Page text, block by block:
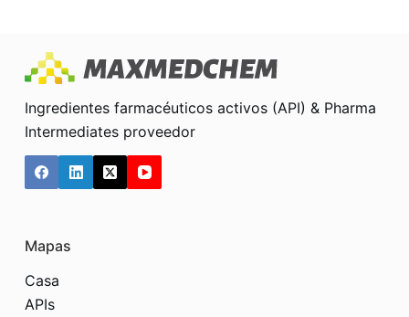
Ingredientes farmacéuticos activos (API) & Pharma
Intermediates proveedor
Mapas
Casa
APIs